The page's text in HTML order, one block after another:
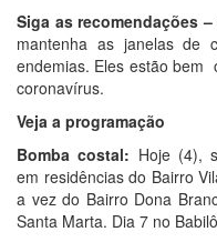
Siga as recomendações –
mantenha as janelas de
endemias. Eles estão bem
coronavírus.
Veja a programação
Bomba costal: Hoje (4),
em residências do Bairro
a vez do Bairro Dona
Santa Marta. Dia 7 no